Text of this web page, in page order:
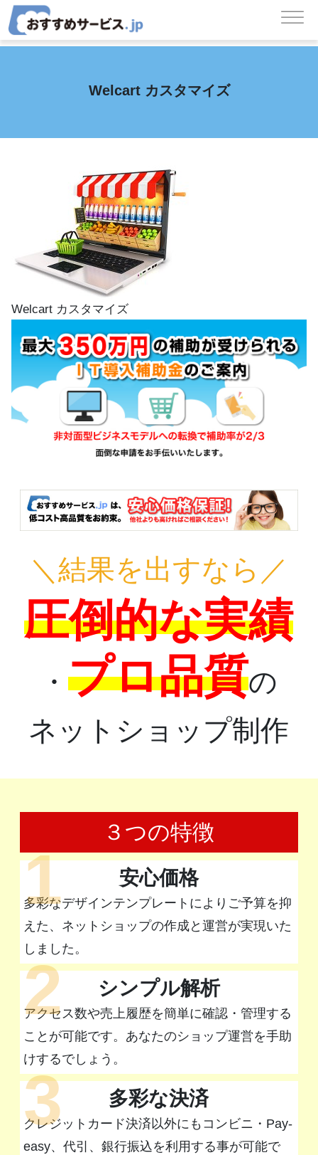
コンテンツへスキップ
メインナビゲーション
Welcart カスタマイズ
Welcart カスタマイズ
＼結果を出すなら／
圧倒的な実績
・プロ品質の
ネットショップ制作
３つの特徴
1 安心価格
多彩なデザインテンプレートによりご予算を抑
えた、ネットショップの作成と運営が実現いた
しました。
2 シンプル解析
アクセス数や売上履歴を簡単に確認・管理する
ことが可能です。あなたのショップ運営を手助
けするでしょう。
3 多彩な決済
クレジットカード決済以外にもコンビニ・Pay-
easy、代引、銀行振込を利用する事が可能で